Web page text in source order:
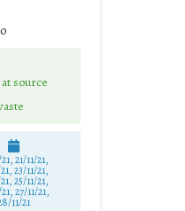
source
21/11/21,
23/11/21,
25/11/21,
27/11/21,
11/21